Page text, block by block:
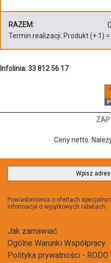
RAZEM: 0
Termin realizacji: Produkt(+ 1 )
Infolinia: 33 812 56 17
Ceny netto.
Powiadomienia o ofertach
Informacje o wyjątkowych rabatach.
Jak zamawiać
Ogólne Warunki Współpracy
Polityka prywatności - RODO